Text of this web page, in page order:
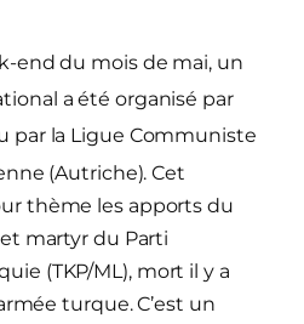
end du mois de mai, un
a été organisé par
par la Ligue Communiste
(Autriche). Cet
thème les apports du
martyr du Parti
(TKP/ML), mort il y a
turque. C’est un